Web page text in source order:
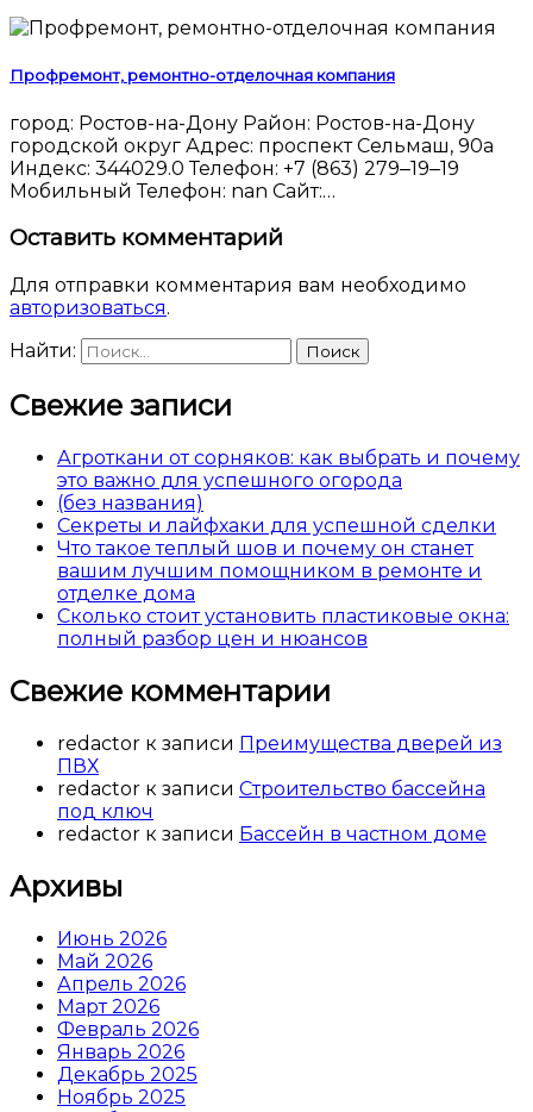
Профремонт, ремонтно-отделочная компания
город: Ростов-на-Дону Район: Ростов-на-Дону
городской округ Адрес: проспект Сельмаш, 90а
Индекс: 344029.0 Телефон: +7 (863) 279‒19‒19
Мобильный Телефон: nan Сайт:…
Оставить комментарий
Для отправки комментария вам необходимо
авторизоваться.
Найти:
Свежие записи
Агроткани от сорняков: как выбрать и почему
это важно для успешного огорода
(без названия)
Секреты и лайфхаки для успешной сделки
Что такое теплый шов и почему он станет
вашим лучшим помощником в ремонте и
отделке дома
Сколько стоит установить пластиковые окна:
полный разбор цен и нюансов
Свежие комментарии
redactor к записи Преимущества дверей из
ПВХ
redactor к записи Строительство бассейна
под ключ
redactor к записи Бассейн в частном доме
Архивы
Июнь 2026
Май 2026
Апрель 2026
Март 2026
Февраль 2026
Январь 2026
Декабрь 2025
Ноябрь 2025